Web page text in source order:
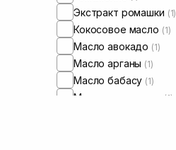
Экстракт ромашки (1)
Кокосовое масло (1)
Масло авокадо (1)
Масло арганы (1)
Масло бабасу (1)
Масло макадамии (1)